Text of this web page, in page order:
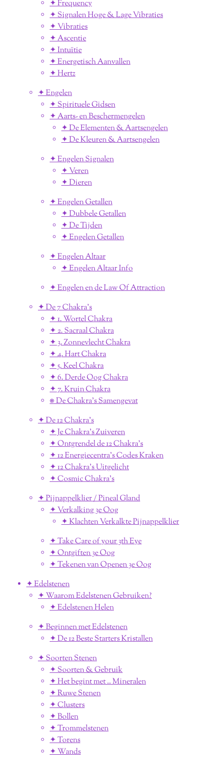
✦ Frequency
✦ Signalen Hoge & Lage Vibraties
✦ Vibraties
✦ Ascentie
✦ Intuïtie
✦ Energetisch Aanvallen
✦ Hertz
✦ Engelen
✦ Spirituele Gidsen
✦ Aarts- en Beschermengelen
✦ De Elementen & Aartsengelen
✦ De Kleuren & Aartsengelen
✦ Engelen Signalen
✦ Veren
✦ Dieren
✦ Engelen Getallen
✦ Dubbele Getallen
✦ De Tijden
✦ Engelen Getallen
✦ Engelen Altaar
✦ Engelen Altaar Info
✦ Engelen en de Law Of Attraction
✦ De 7 Chakra's
✦ 1. Wortel Chakra
✦ 2. Sacraal Chakra
✦ 3. Zonnevlecht Chakra
✦ 4. Hart Chakra
✦ 5. Keel Chakra
✦ 6. Derde Oog Chakra
✦ 7. Kruin Chakra
⎈ De Chakra's Samengevat
✦ De 12 Chakra's
✦ Je Chakra's Zuiveren
✦ Ontgrendel de 12 Chakra's
✦ 12 Energiecentra's Codes Kraken
✦ 12 Chakra's Uitgelicht
✦ Cosmic Chakra's
✦ Pijnappelklier / Pineal Gland
✦ Verkalking 3e Oog
✦ Klachten Verkalkte Pijnappelklier
✦ Take Care of your 3th Eye
✦ Ontgiften 3e Oog
✦ Tekenen van Openen 3e Oog
✦ Edelstenen
✦ Waarom Edelstenen Gebruiken?
✦ Edelstenen Helen
✦ Beginnen met Edelstenen
✦ De 12 Beste Starters Kristallen
✦ Soorten Stenen
✦ Soorten & Gebruik
✦ Het begint met .. Mineralen
✦ Ruwe Stenen
✦ Clusters
✦ Bollen
✦ Trommelstenen
✦ Torens
✦ Wands